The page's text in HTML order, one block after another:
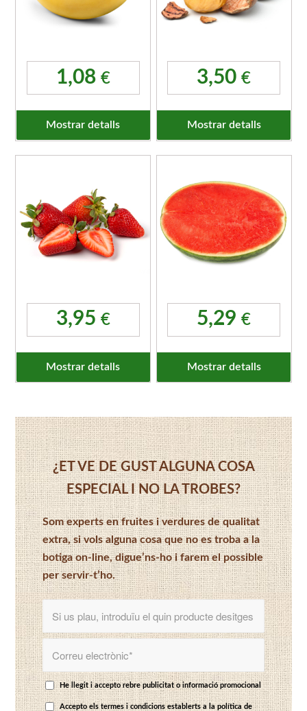
1,08 €
Mostrar detalls
3,50€
Mostrar detalls
3,95 €
Mostrar detalls
5,29€
Mostrar detalls
¿ET VE DE GUST ALGUNA COSA
ESPECIAL I NO LA TROBES?
Som experts en fruites i verdures de qualitat
extra, si vols alguna cosa que no es troba a la
botiga on-line, digue’ns-ho i farem el possible
per servir-t’ho.
He llegit i accepto rebre publicitat o informació promocional
Accepto els termes i condicions establerts ala política de